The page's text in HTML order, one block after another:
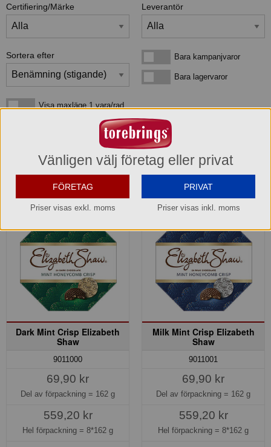
Certifiering/Märke Leverantör
Sortera efter Bara kampanjvarorBara kampanjvaror
Bara lagervarorBara lagervaror
Visa maxläge 1 vara/rad
Visa maxläge 1 vara/rad
Visa standardläge 2 varor/rad
Dark Mint Crisp Elizabeth
Shaw
9011000
69,90 kr
Del av förpackning = 162 g
559,20 kr
Hel förpackning = 8*162 g
Milk Mint Crisp Elizabeth
Shaw
9011001
69,90 kr
Del av förpackning = 162 g
559,20 kr
Hel förpackning = 8*162 g
Vänligen välj företag eller privat
FÖRETAG
Priser visas exkl. moms
PRIVAT
Priser visas inkl. moms